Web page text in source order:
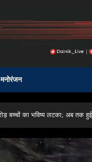
मनोरंजन
बच्चों का भविष्य लटका; अब तक